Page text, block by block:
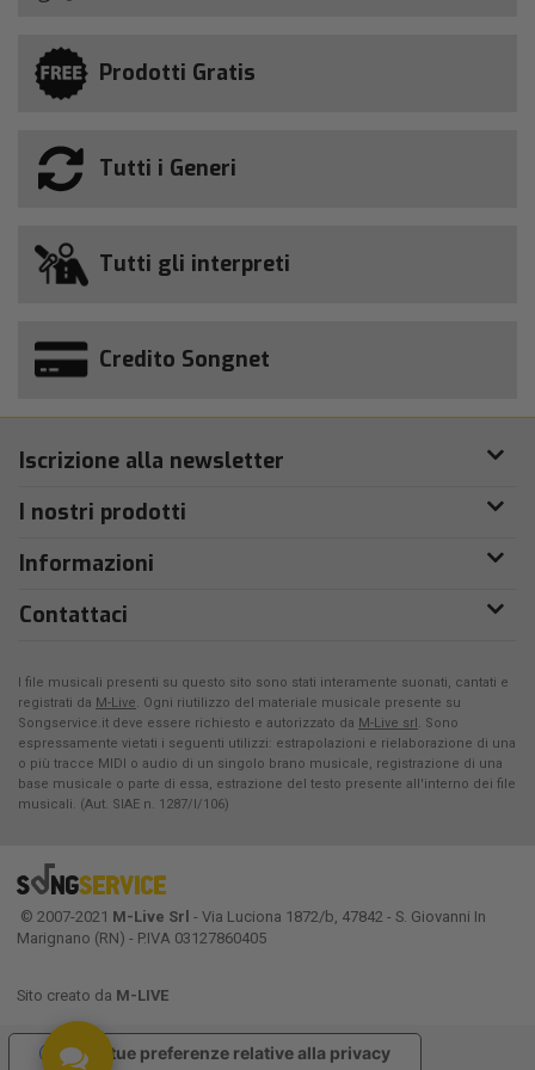
Prodotti Gratis
Tutti i Generi
Tutti gli interpreti
Credito Songnet
Iscrizione alla newsletter
I nostri prodotti
Informazioni
Contattaci
I file musicali presenti su questo sito sono stati interamente suonati, cantati e
registrati da M-Live. Ogni riutilizzo del materiale musicale presente su
Songservice.it deve essere richiesto e autorizzato da M-Live srl. Sono
espressamente vietati i seguenti utilizzi: estrapolazioni e rielaborazione di una
o più tracce MIDI o audio di un singolo brano musicale, registrazione di una
base musicale o parte di essa, estrazione del testo presente all'interno dei file
musicali. (Aut. SIAE n. 1287/I/106)
© 2007-2021 M-Live Srl - Via Luciona 1872/b, 47842 - S. Giovanni In
Marignano (RN) - P.IVA 03127860405
Sito creato da M-LIVE
Le tue preferenze relative alla privacy